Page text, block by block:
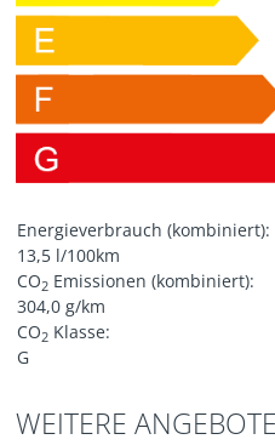
Energieverbrauch (kombiniert):
13,5 l/100km
CO2 Emissionen (kombiniert):
304,0 g/km
CO2 Klasse:
G
WEITERE ANGEBOTE